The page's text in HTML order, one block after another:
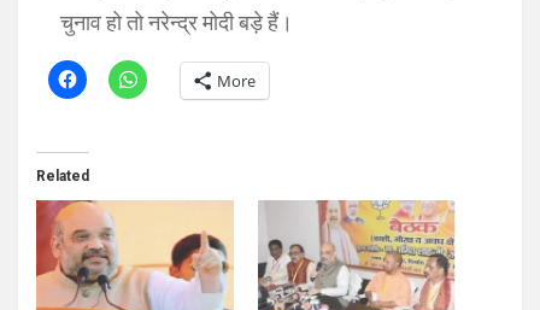
चुनाव हो तो नरेन्द्र मोदी बड़े हैं।
More
Related